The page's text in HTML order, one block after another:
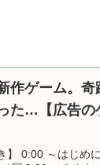
作ゲーム。
た…【広告の
】 0:00 ～はじめ